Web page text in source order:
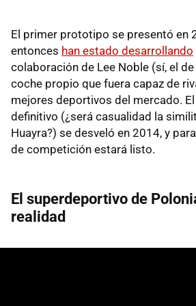
El primer prototipo se presentó en
entonces han estado desarrollando
colaboración de Lee Noble (sí, el
coche propio que fuera capaz de
mejores deportivos del mercado.
definitivo (¿será casualidad la
Huayra?) se desveló en 2014, y
de competición estará listo.
El superdeportivo de
realidad